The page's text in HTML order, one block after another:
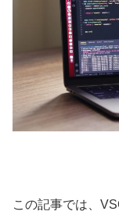
この記事では、